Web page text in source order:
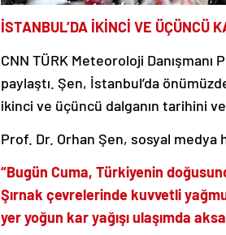
İSTANBUL’DA İKİNCİ VE ÜÇÜNCÜ
CNN TÜRK Meteoroloji
paylaştı. Şen, İstanbul’da
ikinci ve üçüncü dalganın tarihini
Prof. Dr. Orhan Şen, sosyal medya
“Bugün Cuma, Türkiyenin
Şırnak çevrelerinde kuvvetli
yer yoğun kar yağışı ulaşımda